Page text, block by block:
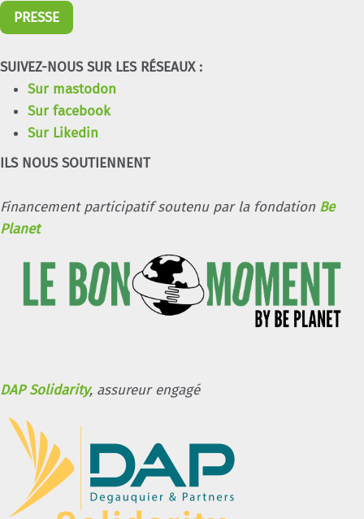
PRESSE
SUIVEZ-NOUS SUR LES RÉSEAUX :
Sur mastodon
Sur facebook
Sur Likedin
ILS NOUS SOUTIENNENT
Financement participatif soutenu par la fondation Be
Planet
DAP Solidarity, assureur engagé